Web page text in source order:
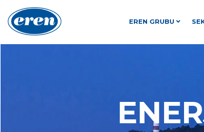
EREN GRUBU